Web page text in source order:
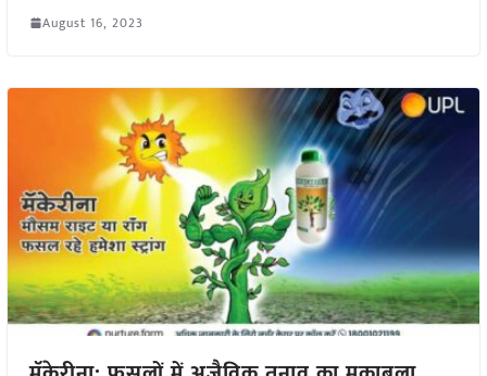
August 16, 2023